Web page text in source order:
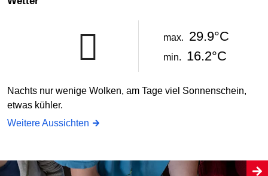
max. 29.9°C
min. 16.2°C
Nachts nur wenige Wolken, am Tage viel Sonnenschein,
etwas kühler.
Weitere Aussichten